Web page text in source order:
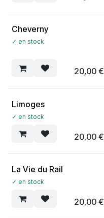
Cheverny
✓ en stock
20,00€
Limoges
✓ en stock
20,00€
La Vie du Rail
✓ en stock
20,00€